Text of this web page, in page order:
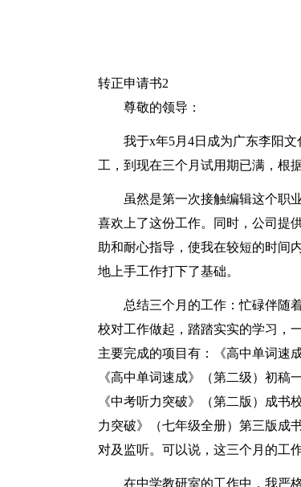
转正申请书2
尊敬的领导：
我于x年5月4日成为广东李阳
工，到现在三个月试用期已满，根
虽然是第一次接触编辑这个职
喜欢上了这份工作。同时，公司提
助和耐心指导，使我在较短的时间
地上手工作打下了基础。
总结三个月的工作：忙碌伴随
校对工作做起，踏踏实实的学习，
主要完成的项目有：《高中单词速
《高中单词速成》（第二级）初稿
《中考听力突破》（第二版）成
力突破》（七年级全册）第三版成
对及监听。可以说，这三个月的工
在中学教研室的工作中，我严